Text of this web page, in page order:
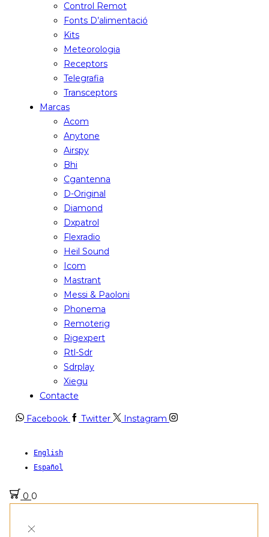
Control Remot
Fonts D’alimentació
Kits
Meteorologia
Receptors
Telegrafia
Transceptors
Marcas
Acom
Anytone
Airspy
Bhi
Cgantenna
D-Original
Diamond
Dxpatrol
Flexradio
Heil Sound
Icom
Mastrant
Messi & Paoloni
Phonema
Remoterig
Rigexpert
Rtl-Sdr
Sdrplay
Xiegu
Contacte
Facebook Twitter Instagram
English
Español
0 0